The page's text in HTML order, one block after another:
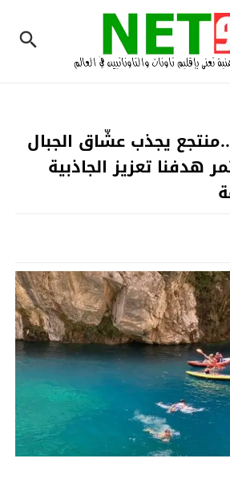
يجذب عشّاق الجبال
هدفنا تعزيز الجاذبية